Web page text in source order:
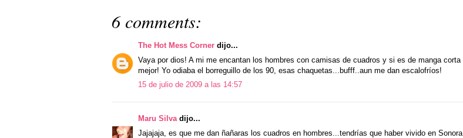
6 comments:
The Hot Mess Corner dijo...
Vaya por dios! A mi me encantan los hombres con camisas de cuadros y si es de manga corta
mejor! Yo odiaba el borreguillo de los 90, esas chaquetas...bufff..aun me dan escalofríos!
15 de julio de 2009 a las 14:57
Maru Silvadijo...
Jajajaja, es que me dan ñañaras los cuadros en hombres...tendrías que haber vivido en Sonora